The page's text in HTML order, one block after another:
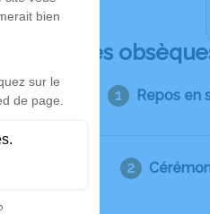
Déroulé des
Repos en